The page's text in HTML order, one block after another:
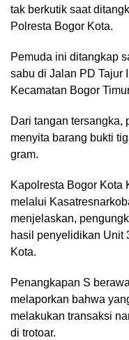
tak berkutik saat
Polresta Bogor Kota.
Pemuda ini ditangkap
sabu di Jalan PD Tajur
Kecamatan Bogor
Dari tangan tersangka,
menyita barang bukti
gram.
Kapolresta Bogor Kota
melalui
menjelaskan,
hasil penyelidikan Unit
Kota.
Penangkapan S
melaporkan bahwa
melakukan transaksi
di trotoar.